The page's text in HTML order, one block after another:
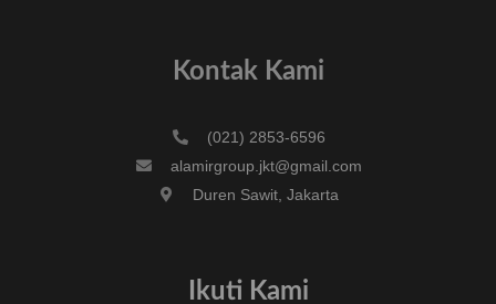
Kontak Kami
(021) 2853-6596
alamirgroup.jkt@gmail.com
Duren Sawit, Jakarta
Ikuti Kami